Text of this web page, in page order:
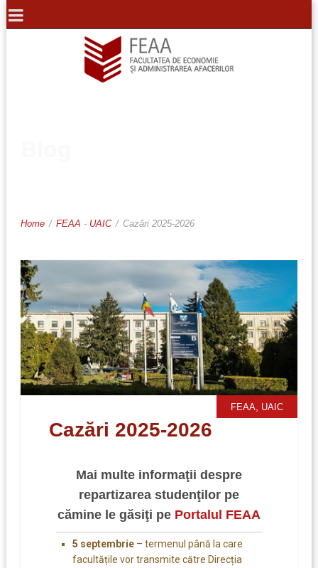
Home / FEAA - UAIC / Cazări 2025-2026
FEAA UAIC
Cazări 2025-2026
Mai multe informaţii despre
repartizarea studenţilor pe
cămine le găsiţi pe Portalul FEAA
5 septembrie– termenul până la care
facultățile vor transmite către Direcția